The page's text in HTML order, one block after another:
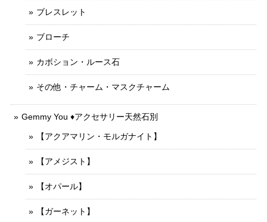
ブレスレット
ブローチ
カボション・ルース石
その他・チャーム・マスクチャーム
Gemmy You ♦︎アクセサリー天然石別
【アクアマリン・モルガナイト】
【アメジスト】
【オパール】
【ガーネット】